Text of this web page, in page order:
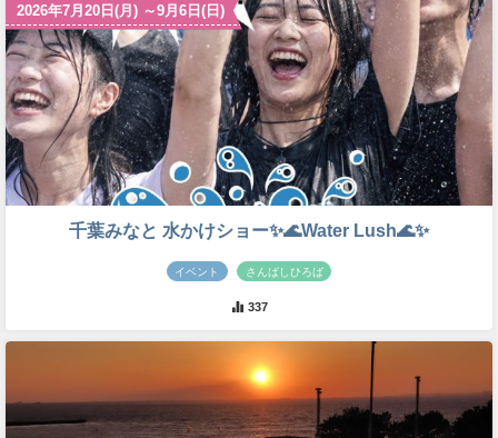
2026年7月20日(月) ～9月6日(日)
千葉みなと 水かけショー✨🌊Water Lush🌊✨
イベント さんばしひろば
337